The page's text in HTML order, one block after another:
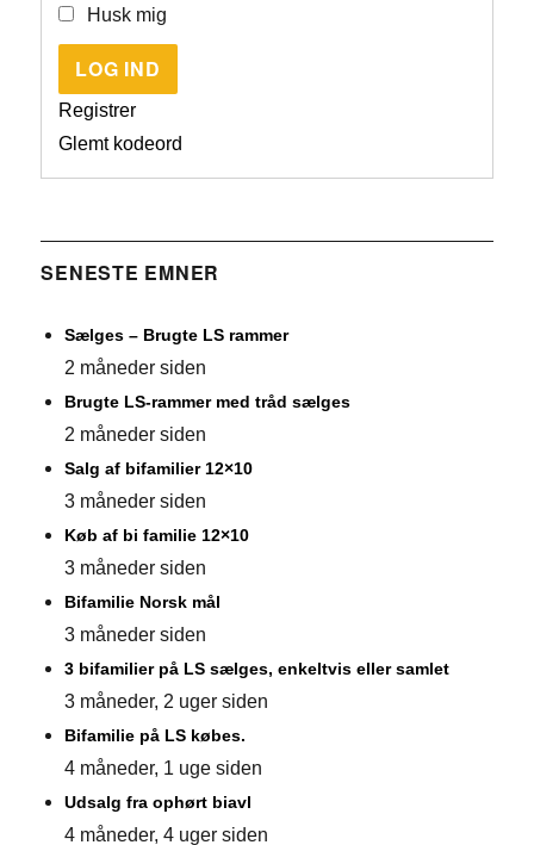
Husk mig
LOG IND
Registrer
Glemt kodeord
SENESTE EMNER
Sælges – Brugte LS rammer
2 måneder siden
Brugte LS-rammer med tråd sælges
2 måneder siden
Salg af bifamilier 12×10
3 måneder siden
Køb af bi familie 12×10
3 måneder siden
Bifamilie Norsk mål
3 måneder siden
3 bifamilier på LS sælges, enkeltvis eller samlet
3 måneder, 2 uger siden
Bifamilie på LS købes.
4 måneder, 1 uge siden
Udsalg fra ophørt biavl
4 måneder, 4 uger siden